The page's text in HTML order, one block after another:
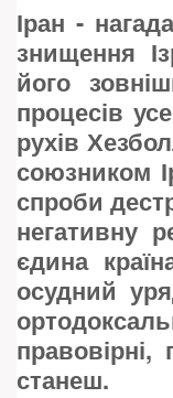
Іран -
знищення
його
процесів
рухів
союзником
спроби
негативну
єдина
осудний
станеш.